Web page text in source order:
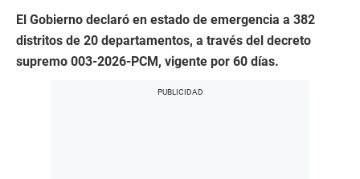
El Gobierno declaró en estado de emergencia a 382
distritos de 20 departamentos, a través del decreto
supremo 003-2026-PCM, vigente por 60 días.